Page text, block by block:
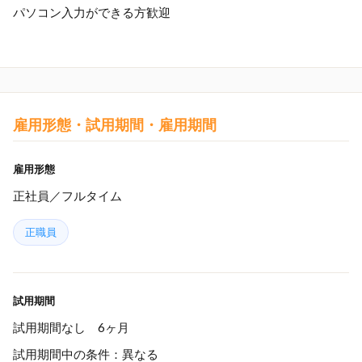
パソコン入力ができる方歓迎
雇用形態・試用期間・雇用期間
雇用形態
正社員／フルタイム
正職員
試用期間
試用期間なし 6ヶ月
試用期間中の条件：異なる